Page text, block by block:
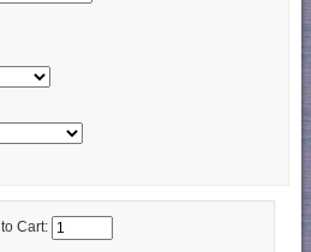
Cart: